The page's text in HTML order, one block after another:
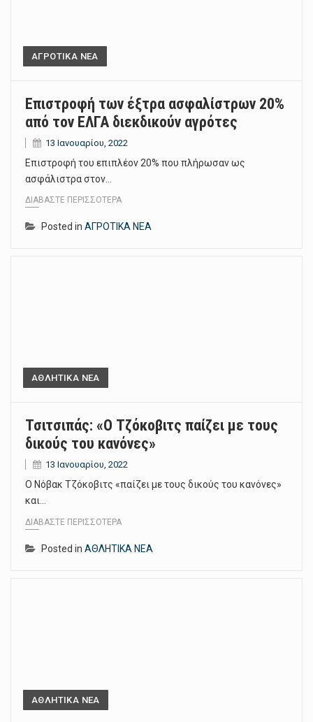
ΑΓΡΟΤΙΚΑ ΝΕΑ
Επιστροφή των έξτρα ασφαλίστρων 20%
από τον ΕΛΓΑ διεκδικούν αγρότες
13 Ιανουαρίου, 2022
Επιστροφή του επιπλέον 20% που πλήρωσαν ως
ασφάλιστρα στον…
ΔΙΑΒΆΣΤΕ ΠΕΡΙΣΣΌΤΕΡΑ
Posted in ΑΓΡΟΤΙΚΑ ΝΕΑ
ΑΘΛΗΤΙΚΑ ΝΕΑ
Τσιτσιπάς: «Ο Τζόκοβιτς παίζει με τους
δικούς του κανόνες»
13 Ιανουαρίου, 2022
Ο Νόβακ Τζόκοβιτς «παίζει με τους δικούς του κανόνες»
και…
ΔΙΑΒΆΣΤΕ ΠΕΡΙΣΣΌΤΕΡΑ
Posted in ΑΘΛΗΤΙΚΑ ΝΕΑ
ΑΘΛΗΤΙΚΑ ΝΕΑ